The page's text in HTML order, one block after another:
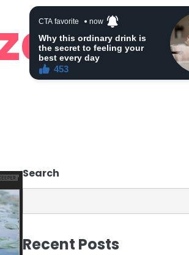
Search
Recent Posts